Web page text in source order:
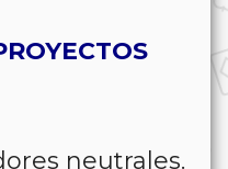
neutrales.